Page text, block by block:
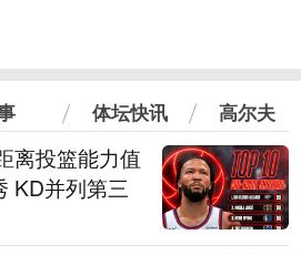
体坛快讯 高尔夫
离投篮能力值
KD并列第三